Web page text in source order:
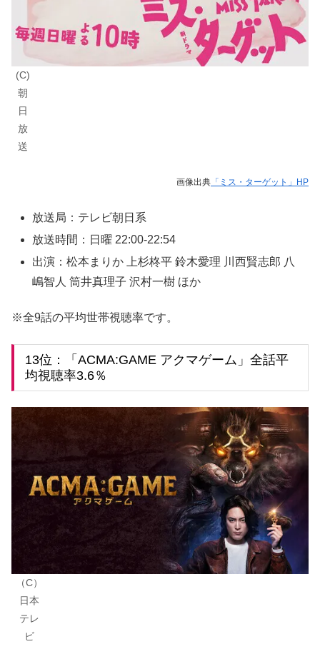
(C)
朝
日
放
送
画像出典 「ミス・ターゲット」HP
放送局：テレビ朝日系
放送時間：日曜 22:00-22:54
出演：松本まりか 上杉柊平 鈴木愛理 川西賢志郎 八
嶋智人 筒井真理子 沢村一樹 ほか
※全9話の平均世帯視聴率です。
13位：「ACMA:GAME アクマゲーム」全話平
均視聴率3.6％
（C）
日本
テレ
ビ